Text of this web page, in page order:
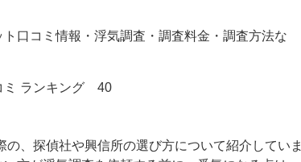
口コミ情報・浮気調査・調査料金・調査方法な
ランキング 40
、探偵社や興信所の選び方について紹介していま